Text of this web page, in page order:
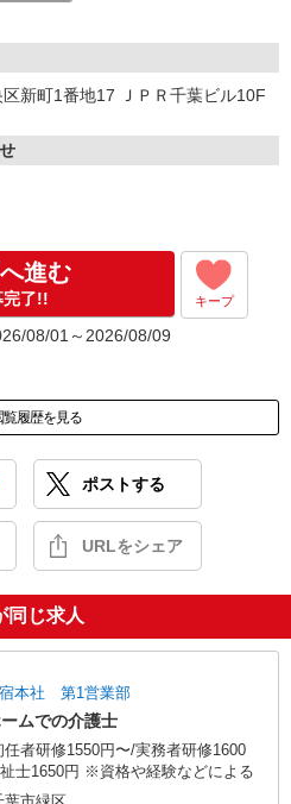
区新町1番地17 ＪＰＲ千葉ビル10F
進む
完了!! キープ
08/01～2026/08/09
覧履歴を見る
ポストする
URLをシェア
同じ求人
本社 第1営業部
ムでの介護士
任者研修1550円〜/実務者研修1600
士1650円 ※資格や経験などによる